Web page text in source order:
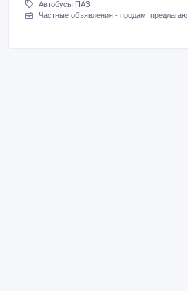
Автобусы ПАЗ
Частные объявления - продам, предлагаю